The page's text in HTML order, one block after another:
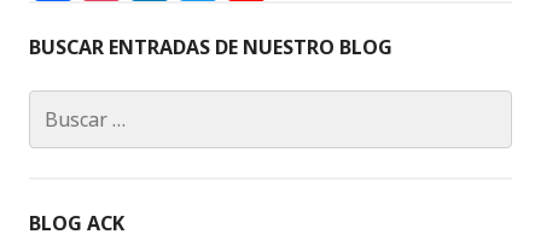
c
e
b
o
a
g
ra
k
e
dI
it
te
r
u
T
u
BUSCAR ENTRADAS DE NUESTRO BLOG
BLOG ACK